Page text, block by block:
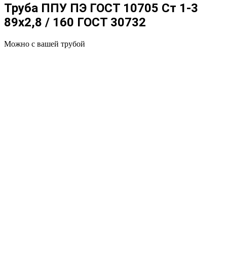
Труба ППУ ПЭ ГОСТ 10705 Ст 1-3
89x2,8 / 160 ГОСТ 30732
Можно с вашей трубой